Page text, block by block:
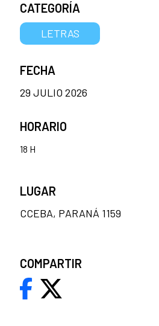
CATEGORÍA
LETRAS
FECHA
29 JULIO 2026
HORARIO
18 H
LUGAR
CCEBA, PARANÁ 1159
COMPARTIR